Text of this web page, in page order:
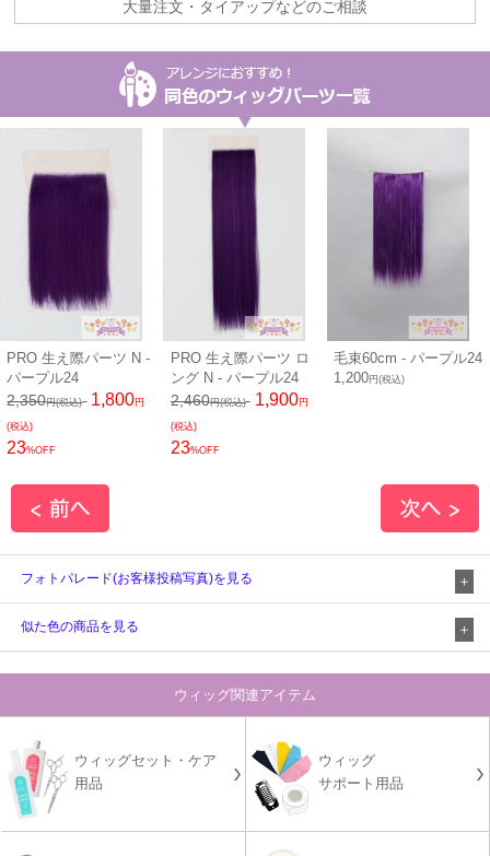
大量注文・タイアップなどのご相談
PRO 生え際パーツ N -
パープル24
2,350円(税込) 1,800円
(税込)
23%OFF
PRO 生え際パーツ ロ
ング N - パープル24
2,460円(税込) 1,900円
(税込)
23%OFF
毛束60cm - パープル24
1,200円(税込)
フォトパレード(お客様投稿写真)を見る
似た色の商品を見る
ウィッグ関連アイテム
ウィッグセット・ケア
用品
ウィッグ
サポート用品